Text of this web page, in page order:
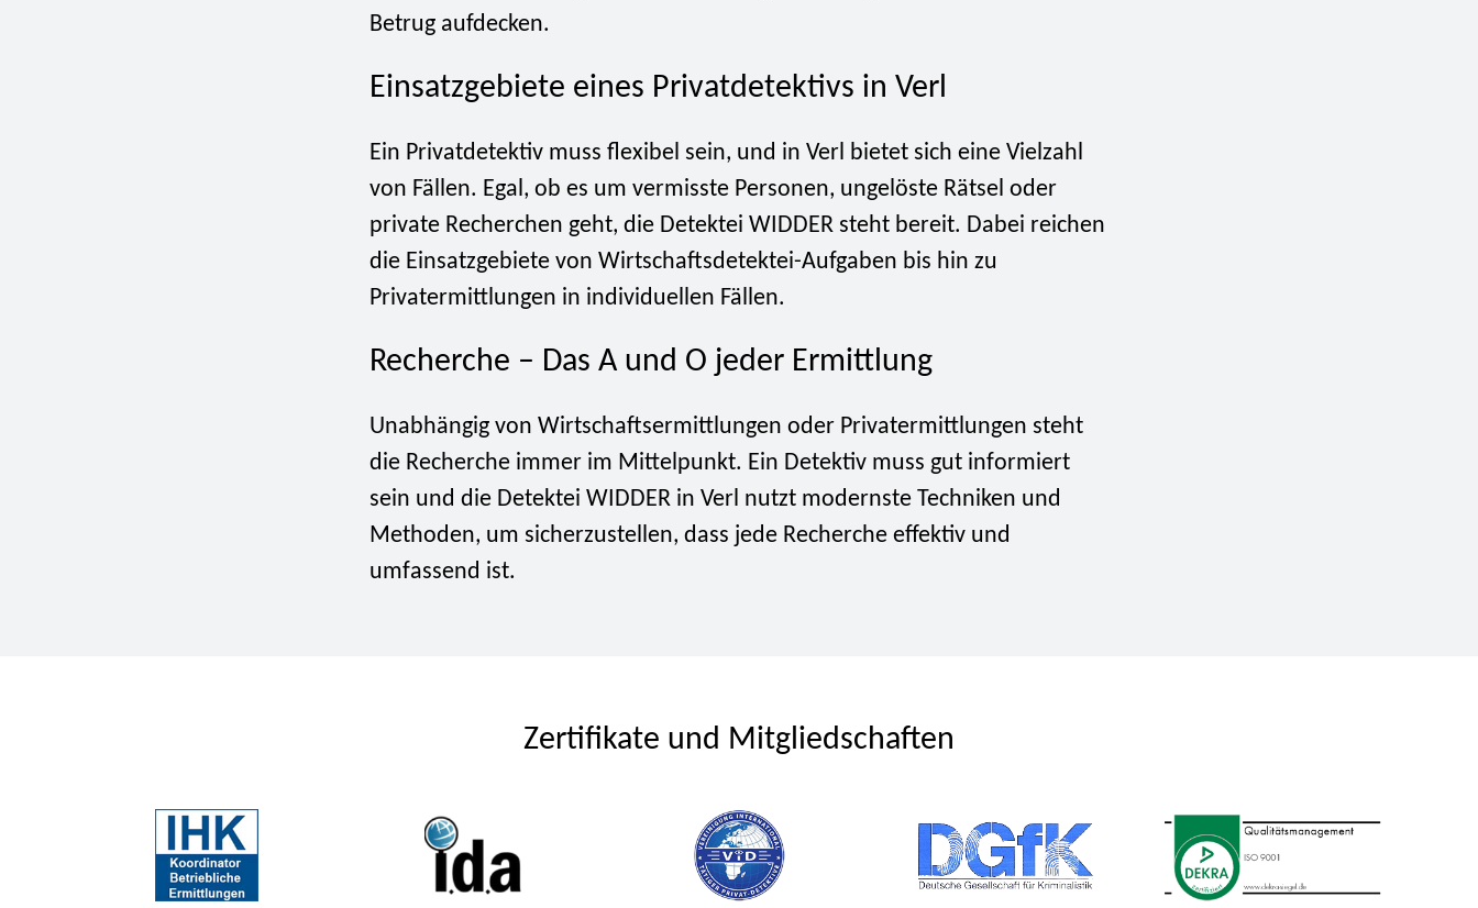
Betrug aufdecken.
Einsatzgebiete eines Privatdetektivs in Verl
Ein Privatdetektiv muss flexibel sein, und in Verl bietet sich eine Vielzahl
von Fällen. Egal, ob es um vermisste Personen, ungelöste Rätsel oder
private Recherchen geht, die Detektei WIDDER steht bereit. Dabei reichen
die Einsatzgebiete von Wirtschaftsdetektei-Aufgaben bis hin zu
Privatermittlungen in individuellen Fällen.
Recherche – Das A und O jeder Ermittlung
Unabhängig von Wirtschaftsermittlungen oder Privatermittlungen steht
die Recherche immer im Mittelpunkt. Ein Detektiv muss gut informiert
sein und die Detektei WIDDER in Verl nutzt modernste Techniken und
Methoden, um sicherzustellen, dass jede Recherche effektiv und
umfassend ist.
Zertifikate und Mitgliedschaften